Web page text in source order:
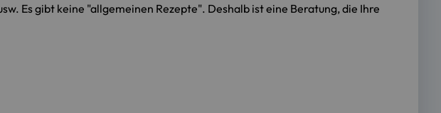
Es gibt keine "allgemeinen Rezepte". Deshalb ist eine Beratung, die Ihre